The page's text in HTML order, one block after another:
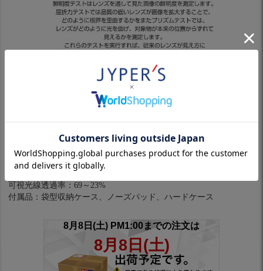
※パソコンやスマホによっては実際の色と多少異なる場合があり
メーカー品番:OO9313-0638
フレームカラー:Matte White
レンズカラー:Black Iridium
フィッティング：Asia
可視光線透過率：69～23%
付属品：袋型収納ケース、ノーズパッド、ハードケース